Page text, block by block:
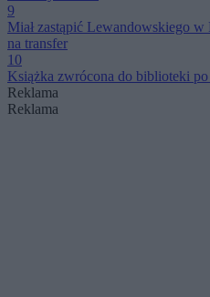
9
Miał zastąpić Lewandowskiego
na transfer
10
Książka zwrócona do biblioteki
Reklama
Reklama